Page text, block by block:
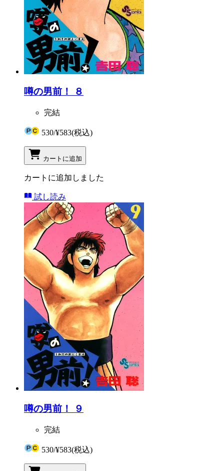
噂の男前！ ８
完結
530/¥583(税込)
カートに追加
カートに追加しました
試し読み
噂の男前！ ９
完結
530/¥583(税込)